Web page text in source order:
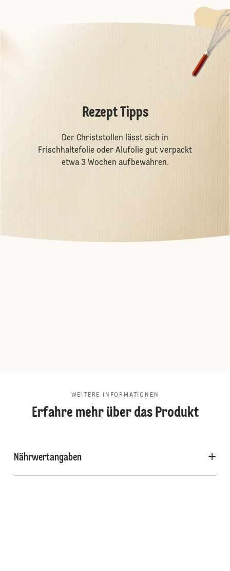
Rezept Tipps
Der Christstollen lässt sich in
Frischhaltefolie oder Alufolie gut verpackt
etwa 3 Wochen aufbewahren.
WEITERE INFORMATIONEN
Erfahre mehr über das Produkt
Nährwertangaben